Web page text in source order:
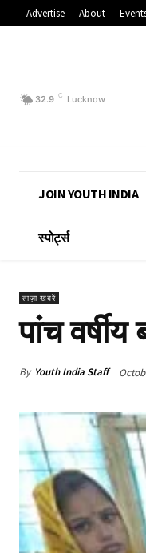
Advertise About
32.9 C Lucknow
JOIN YOUTH INDIA
स्पोर्ट्स
ताज़ा खबरें
पांच
By Youth India Staff